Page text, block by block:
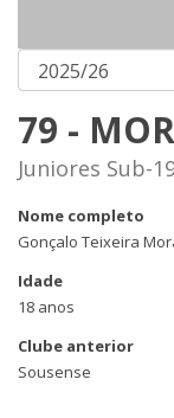
79 -
Juniores Sub-
Nome completo
Gonçalo Teixeira
Idade
18 anos
Clube anterior
Sousense